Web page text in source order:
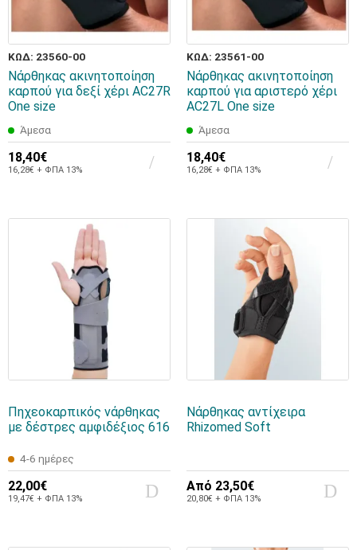
ΚΩΔ: 23560-00
Νάρθηκας ακινητοποίηση
καρπού για δεξί χέρι AC27R
One size
Άμεσα
18,40€
16,28€ + ΦΠΑ 13%
ΚΩΔ: 23561-00
Νάρθηκας ακινητοποίηση
καρπού για αριστερό χέρι
AC27L One size
Άμεσα
18,40€
16,28€ + ΦΠΑ 13%
Πηχεοκαρπικός νάρθηκας
με δέστρες αμφιδέξιος 616
4-6 ημέρες
22,00€
19,47€ + ΦΠΑ 13%
Νάρθηκας αντίχειρα
Rhizomed Soft
Από 23,50€
20,80€ + ΦΠΑ 13%